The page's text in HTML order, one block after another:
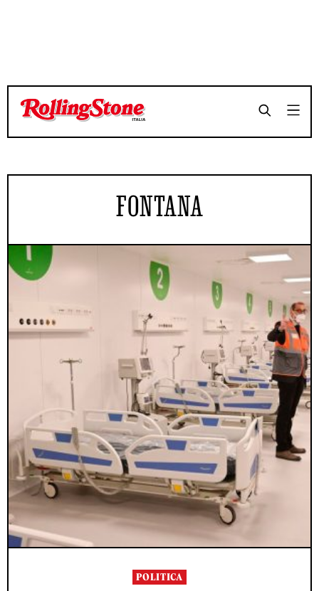
FONTANA
POLITICA